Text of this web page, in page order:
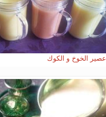
عصير الخوخ و الكوك